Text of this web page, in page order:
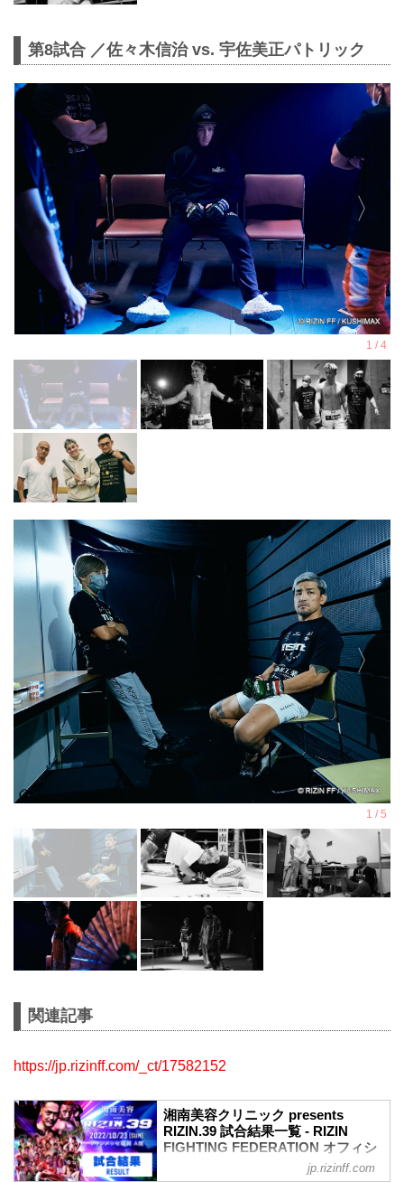
第8試合 ／佐々木信治 vs. 宇佐美正パトリック
関連記事
https://jp.rizinff.com/_ct/17582152
湘南美容クリニック presents
RIZIN.39 試合結果一覧 - RIZIN
FIGHTING FEDERATION オフィシ
jp.rizinff.com